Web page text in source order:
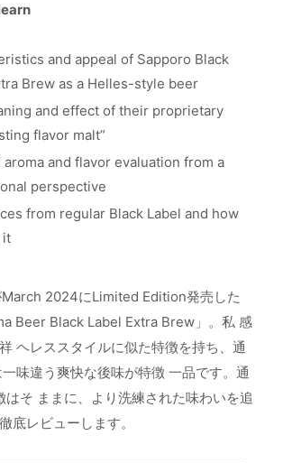
and appeal of Sapporo Black
Brew as a Helles-style beer
and effect of their proprietary
flavor malt”
aroma and flavor evaluation from a
perspective
from regular Black Label and how
it
2024にLimited Edition発売した
Beer Black Label Extra Brew」。私 感
ヘレススタイルに似た特徴を持ち、通
味違う爽快な後味が特徴 一品です。通
はそ ままに、より洗練された味わいを追
底レビューします。